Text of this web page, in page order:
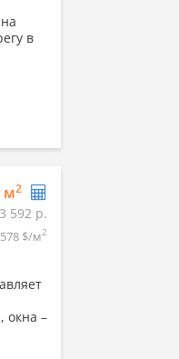
в
м2
592 р.
$/м2
окна –